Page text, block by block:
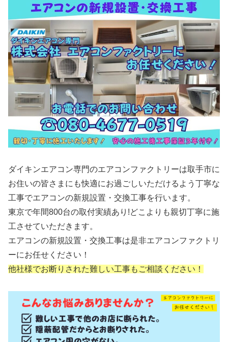
ダイキンエアコン専門のエアコンファクトリーは取手市に
お住いの皆さまにも快適にお過ごしいただけるよう丁寧な
工事でエアコンの新規設置・交換工事を行います。
東京で年間800台の取付実績あり!どこよりも親切丁寧に施
工させていただきます。
エアコンの新規設置・交換工事は是非エアコンファクトリ
ーにお任せください！
他社様でお断りされた難しい工事もご相談ください！